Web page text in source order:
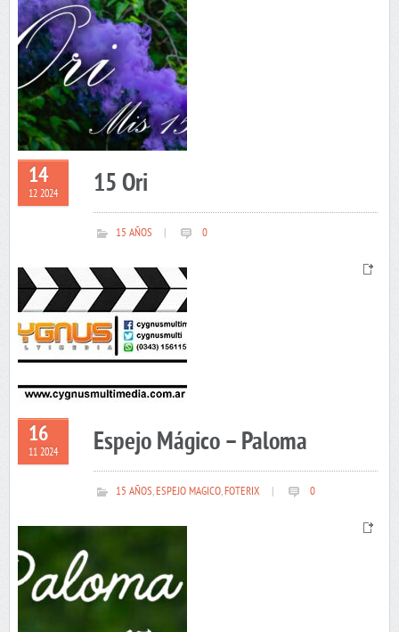
14
12 2024 15 Ori
15 AÑOS 0
16
11 2024 Espejo Mágico – Paloma
15 AÑOS,ESPEJO MAGICO,FOTERIX 0